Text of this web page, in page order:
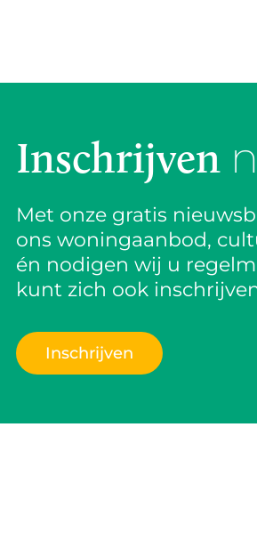
Inschrijven
Met onze gratis
ons woningaanbod,
én nodigen wij u
kunt zich ook
Inschrijven